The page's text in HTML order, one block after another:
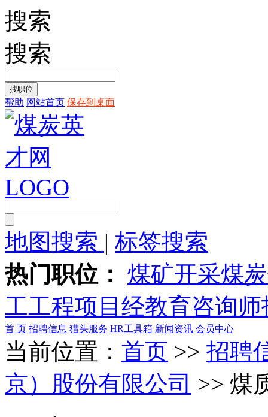
搜索
搜索
帮助 网站首页 保存到桌面
地图搜索 | 标签搜索
热门职位： 煤矿开采煤
工工程项目经教育咨询师
首 页 招聘信息 猎头服务 HR工具箱 新闻资讯 会员中心
当前位置： 首页 >> 招聘
京）股份有限公司 >> 煤